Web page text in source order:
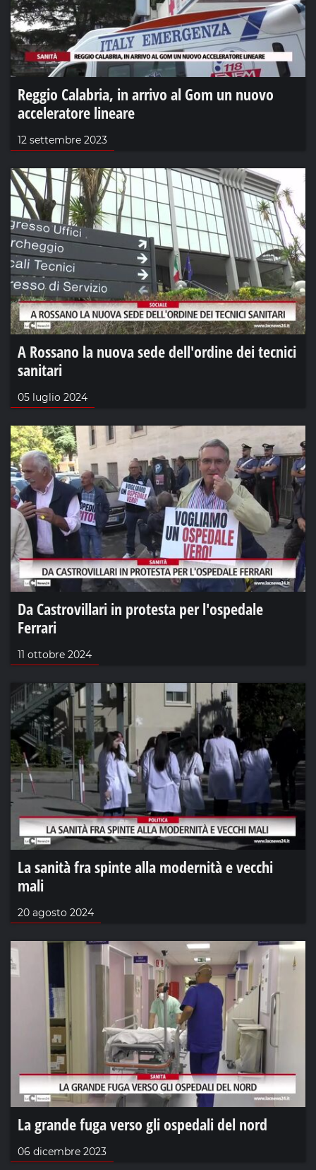
Reggio Calabria, in arrivo al Gom un nuovo
acceleratore lineare
12 settembre 2023
A Rossano la nuova sede dell'ordine dei tecnici
sanitari
05 luglio 2024
Da Castrovillari in protesta per l'ospedale
Ferrari
11 ottobre 2024
La sanità fra spinte alla modernità e vecchi
mali
20 agosto 2024
La grande fuga verso gli ospedali del nord
06 dicembre 2023